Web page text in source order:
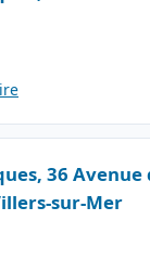
36 Avenue
sur-Mer